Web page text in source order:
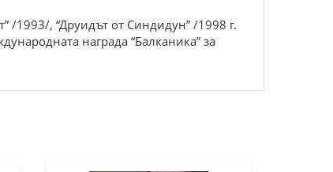
/1993/, “Друидът от Синдидун” /1998 г.
награда “Балканика” за